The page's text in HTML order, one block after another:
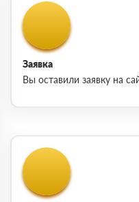
Заявка
Вы оставили заявку на